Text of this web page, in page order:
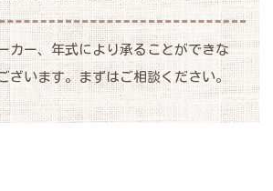
カー、年式により承ることができな
ざいます。まずはご相談ください。